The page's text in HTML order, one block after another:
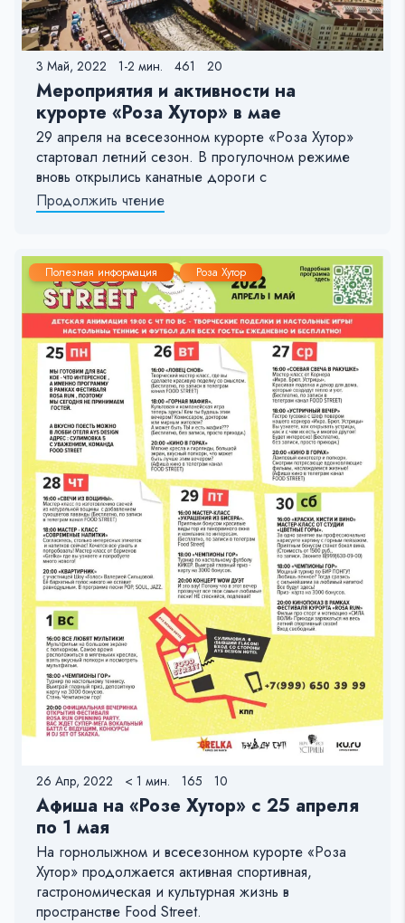
3 Май, 2022 1-2 мин. 461 20
Мероприятия и активности на
курорте «Роза Хутор» в мае
29 апреля на всесезонном курорте «Роза Хутор»
стартовал летний сезон. В прогулочном режиме
вновь открылись канатные дороги с
Продолжить чтение
Полезная информация Роза Хутор
26 Апр, 2022 < 1 мин. 165 10
Афиша на «Розе Хутор» с 25 апреля
по 1 мая
На горнолыжном и всесезонном курорте «Роза
Хутор» продолжается активная спортивная,
гастрономическая и культурная жизнь в
пространстве Food Street.